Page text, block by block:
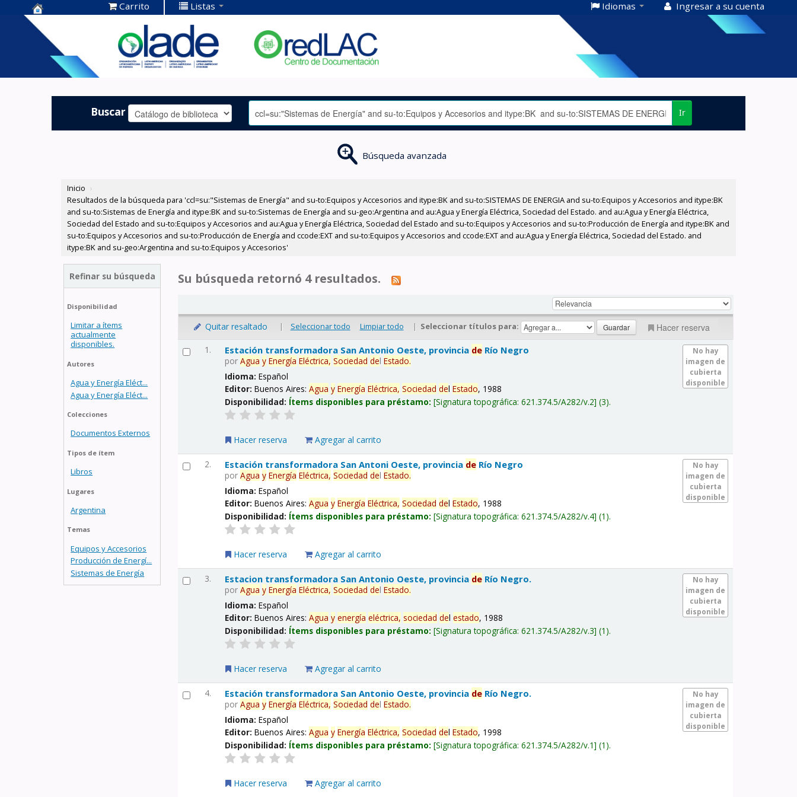
Centro de
Documentación
OLADE -
Carrito Listas Idiomas Ingresar a su cuenta
Buscar Ir
Búsqueda avanzada
Inicio ›
Resultados de la búsqueda para 'ccl=su:"Sistemas de Energía" and su-to:Equipos y Accesorios and itype:BK and su-to:SISTEMAS DE ENERGIA and su-to:Equipos y Accesorios and itype:BK
and su-to:Sistemas de Energía and itype:BK and su-to:Sistemas de Energía and su-geo:Argentina and au:Agua y Energía Eléctrica, Sociedad del Estado. and au:Agua y Energía Eléctrica,
Sociedad del Estado and su-to:Equipos y Accesorios and au:Agua y Energía Eléctrica, Sociedad del Estado and su-to:Equipos y Accesorios and su-to:Producción de Energía and itype:BK and
su-to:Equipos y Accesorios and su-to:Producción de Energía and ccode:EXT and su-to:Equipos y Accesorios and ccode:EXT and au:Agua y Energía Eléctrica, Sociedad del Estado. and
itype:BK and su-geo:Argentina and su-to:Equipos y Accesorios'
Refinar su búsqueda
Disponibilidad
Limitar a ítems
actualmente
disponibles.
Autores
Agua y Energía Eléct...
Agua y Energía Eléct...
Colecciones
Documentos Externos
Tipos de ítem
Libros
Lugares
Argentina
Temas
Equipos y Accesorios
Producción de Energí...
Sistemas de Energía
Su búsqueda retornó 4 resultados.
Quitar resaltado | Seleccionar todo Limpiar todo | Seleccionar títulos para: Hacer reserva
1.
No hay
imagen de
cubierta
disponible
Estación transformadora San Antonio Oeste, provincia de Río Negro
porAgua y Energía Eléctrica, Sociedad delEstado.
Idioma:Español
Editor:Buenos Aires:Agua y Energía Eléctrica, Sociedad delEstado, 1988
Disponibilidad: Ítems disponibles para préstamo: Signatura topográfica:621.374.5/A282/v.2 (3).
Hacer reserva Agregar al carrito
2.
No hay
imagen de
cubierta
disponible
Estación transformadora San Antoni Oeste, provincia de Río Negro
porAgua y Energía Eléctrica, Sociedad delEstado.
Idioma:Español
Editor:Buenos Aires:Agua y Energía Eléctrica, Sociedad delEstado, 1988
Disponibilidad: Ítems disponibles para préstamo: Signatura topográfica:621.374.5/A282/v.4 (1).
Hacer reserva Agregar al carrito
3.
No hay
imagen de
cubierta
disponible
Estacion transformadora San Antonio Oeste, provincia de Río Negro.
porAgua y Energía Eléctrica, Sociedad delEstado.
Idioma:Español
Editor:Buenos Aires:Agua y energía eléctrica, sociedad delestado, 1988
Disponibilidad: Ítems disponibles para préstamo: Signatura topográfica:621.374.5/A282/v.3 (1).
Hacer reserva Agregar al carrito
4.
No hay
imagen de
cubierta
disponible
Estación transformadora San Antonio Oeste, provincia de Río Negro.
porAgua y Energía Eléctrica, Sociedad delEstado.
Idioma:Español
Editor:Buenos Aires:Agua y Energía Eléctrica, Sociedad delEstado, 1998
Disponibilidad: Ítems disponibles para préstamo: Signatura topográfica:621.374.5/A282/v.1 (1).
Hacer reserva Agregar al carrito